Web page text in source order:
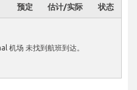
预定 估计/实际 状态
机场 未找到航班到达。